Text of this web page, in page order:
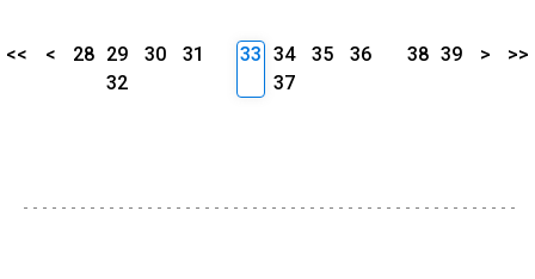
<< < 28 29 30
31
32
33 34 35
36
37
38 39 > >>